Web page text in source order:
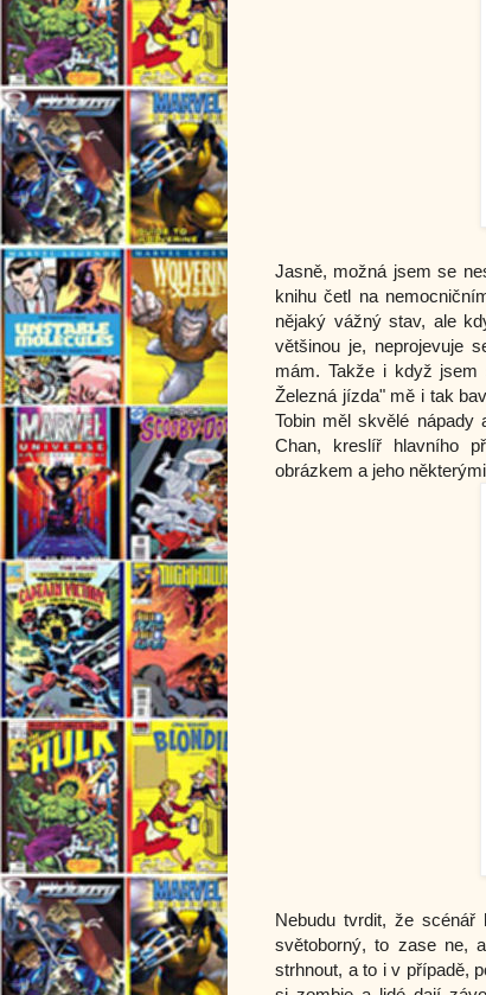
Jasně, možná jsem se
knihu četl na
nějaký vážný stav, ale
většinou je, neprojevuje
mám. Takže i když jsem
Železná jízda" mě i tak
Tobin měl skvělé
Chan, kreslíř hlavního
obrázkem a jeho
Nebudu tvrdit, že
světoborný, to zase ne,
strhnout, a to i v případě,